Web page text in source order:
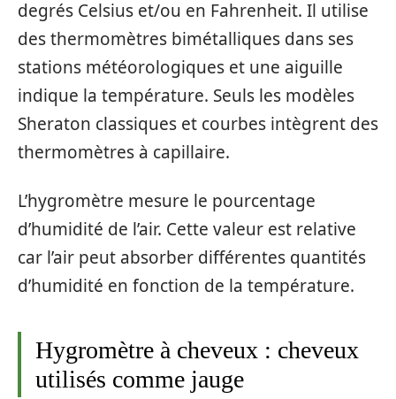
degrés Celsius et/ou en Fahrenheit. Il utilise
des thermomètres bimétalliques dans ses
stations météorologiques et une aiguille
indique la température. Seuls les modèles
Sheraton classiques et courbes intègrent des
thermomètres à capillaire.
L’hygromètre mesure le pourcentage
d’humidité de l’air. Cette valeur est relative
car l’air peut absorber différentes quantités
d’humidité en fonction de la température.
Hygromètre à cheveux : cheveux
utilisés comme jauge